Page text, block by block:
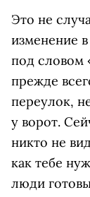
Это не
изменение
под словом
прежде
переулок,
у ворот.
никто не
как тебе
люди